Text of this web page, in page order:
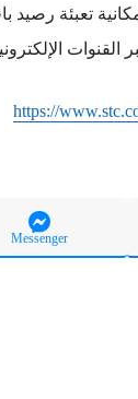
https://
Messenger